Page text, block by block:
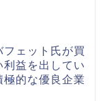
フェット氏が買
利益を出してい
極的な優良企業